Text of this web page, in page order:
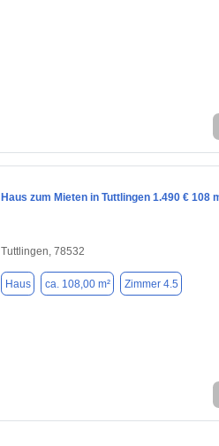
Haus zum Mieten in Tuttlingen 1.490 € 108
Tuttlingen, 78532
Haus ca. 108,00 m² Zimmer 4.5